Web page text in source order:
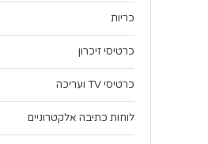
כריות
כרטיסי זיכרון
כרטיסי TV ועריכה
לוחות כתיבה אלקטרוניים